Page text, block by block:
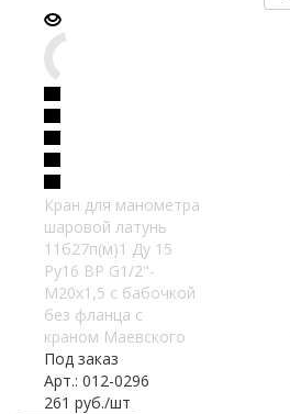
Кран для манометра
шаровой латунь
11б27п(м)1 Ду 15
Ру16 ВР G1/2"-
М20х1,5 с бабочкой
без фланца с
краном Маевского
Под заказ
Арт.: 012-0296
261 руб./шт